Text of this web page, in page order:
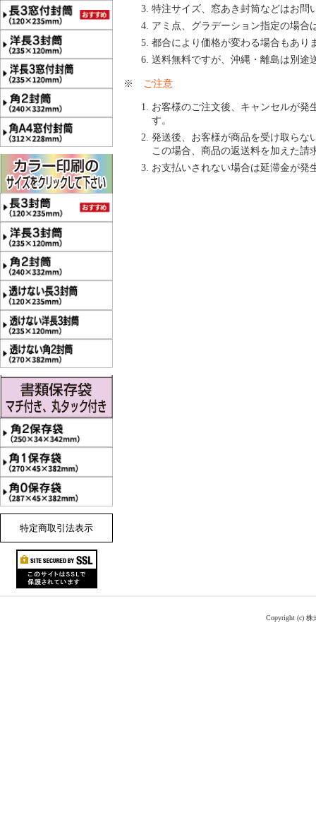
特定商取引法表示
特注サイズ、窓あき封筒などはお問
アミ点、グラデーション指定の場合
都合により価格が変わる場合もあり
送料無料ですが、沖縄・離島は別途
※ ご注意
お客様のご注文後、キャンセルが発
す。
発送後、お客様が商品を受け取らな
この場合、商品の返送料を加えた請
お支払いされない場合は延滞金が発
Copyright (c)